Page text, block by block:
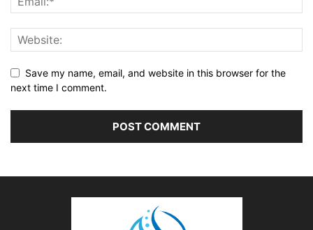
Save my name, email, and website in this browser for the
next time I comment.